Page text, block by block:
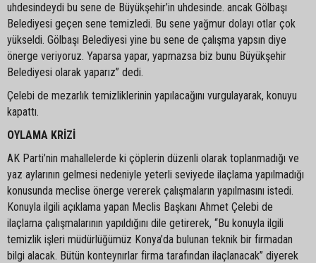
uhdesindeydi bu sene de Büyükşehir’in uhdesinde. ancak Gölbaşı
Belediyesi geçen sene temizledi. Bu sene yağmur dolayı otlar çok
yükseldi. Gölbaşı Belediyesi yine bu sene de çalışma yapsın diye
önerge veriyoruz. Yaparsa yapar, yapmazsa biz bunu Büyükşehir
Belediyesi olarak yaparız” dedi.
Çelebi de mezarlık temizliklerinin yapılacağını vurgulayarak, konuyu
kapattı.
OYLAMA KRİZİ
AK Parti’nin mahallelerde ki çöplerin düzenli olarak toplanmadığı ve
yaz aylarının gelmesi nedeniyle yeterli seviyede ilaçlama yapılmadığı
konusunda meclise önerge vererek çalışmaların yapılmasını istedi.
Konuyla ilgili açıklama yapan Meclis Başkanı Ahmet Çelebi de
ilaçlama çalışmalarının yapıldığını dile getirerek, “Bu konuyla ilgili
temizlik işleri müdürlüğümüz Konya’da bulunan teknik bir firmadan
bilgi alacak. Bütün konteynırlar firma tarafından ilaçlanacak” diyerek